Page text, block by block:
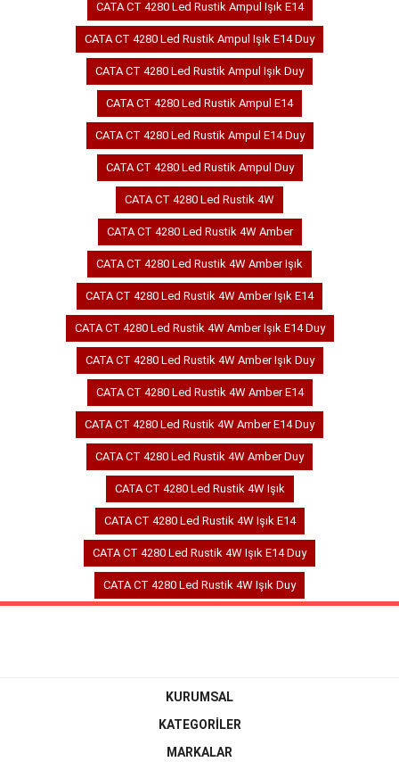
CATA CT 4280 Led Rustik Ampul Işık E14
CATA CT 4280 Led Rustik Ampul Işık E14 Duy
CATA CT 4280 Led Rustik Ampul Işık Duy
CATA CT 4280 Led Rustik Ampul E14
CATA CT 4280 Led Rustik Ampul E14 Duy
CATA CT 4280 Led Rustik Ampul Duy
CATA CT 4280 Led Rustik 4W
CATA CT 4280 Led Rustik 4W Amber
CATA CT 4280 Led Rustik 4W Amber Işık
CATA CT 4280 Led Rustik 4W Amber Işık E14
CATA CT 4280 Led Rustik 4W Amber Işık E14 Duy
CATA CT 4280 Led Rustik 4W Amber Işık Duy
CATA CT 4280 Led Rustik 4W Amber E14
CATA CT 4280 Led Rustik 4W Amber E14 Duy
CATA CT 4280 Led Rustik 4W Amber Duy
CATA CT 4280 Led Rustik 4W Işık
CATA CT 4280 Led Rustik 4W Işık E14
CATA CT 4280 Led Rustik 4W Işık E14 Duy
CATA CT 4280 Led Rustik 4W Işık Duy
KURUMSAL
KATEGORİLER
MARKALAR